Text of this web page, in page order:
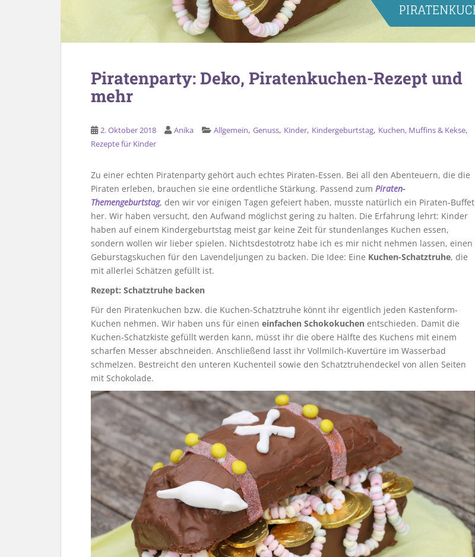
Piratenparty: Deko, Piratenkuchen-Rezept und
mehr
2. Oktober 2018 Anika Allgemein, Genuss, Kinder, Kindergeburtstag, Kuchen, Muffins & Kekse,
Rezepte für Kinder
Zu einer echten Piratenparty gehört auch echtes Piraten-Essen. Bei all den Abenteuern, die die
Piraten erleben, brauchen sie eine ordentliche Stärkung. Passend zum Piraten-
Themengeburtstag, den wir vor einigen Tagen gefeiert haben, musste natürlich ein Piraten-Buffet
her. Wir haben versucht, den Aufwand möglichst gering zu halten. Die Erfahrung lehrt: Kinder
haben auf einem Kindergeburtstag meist gar keine Zeit für stundenlanges Kuchen essen,
sondern wollen wir lieber spielen. Nichtsdestotrotz habe ich es mir nicht nehmen lassen, einen
Geburstagskuchen für den Lavendeljungen zu backen. Die Idee: Eine Kuchen-Schatztruhe, die
mit allerlei Schätzen gefüllt ist.
Rezept: Schatztruhe backen
Für den Piratenkuchen bzw. die Kuchen-Schatztruhe könnt ihr eigentlich jeden Kastenform-
Kuchen nehmen. Wir haben uns für einen einfachen Schokokuchen entschieden. Damit die
Kuchen-Schatzkiste gefüllt werden kann, müsst ihr die obere Hälfte des Kuchens mit einem
scharfen Messer abschneiden. Anschließend lasst ihr Vollmilch-Kuvertüre im Wasserbad
schmelzen. Bestreicht den unteren Kuchenteil sowie den Schatztruhendeckel von allen Seiten
mit Schokolade.